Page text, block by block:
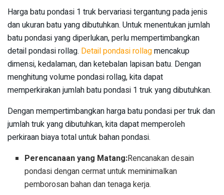
Harga batu pondasi 1 truk bervariasi tergantung pada jenis
dan ukuran batu yang dibutuhkan. Untuk menentukan jumlah
batu pondasi yang diperlukan, perlu mempertimbangkan
detail pondasi rollag. Detail pondasi rollagmencakup
dimensi, kedalaman, dan ketebalan lapisan batu. Dengan
menghitung volume pondasi rollag, kita dapat
memperkirakan jumlah batu pondasi 1 truk yang dibutuhkan.
Dengan mempertimbangkan harga batu pondasi per truk dan
jumlah truk yang dibutuhkan, kita dapat memperoleh
perkiraan biaya total untuk bahan pondasi.
Perencanaan yang Matang:Rencanakan desain
pondasi dengan cermat untuk meminimalkan
pemborosan bahan dan tenaga kerja.